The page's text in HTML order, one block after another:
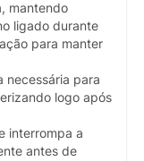
mantendo
ligado durante
para manter
necessária para
logo após
interrompa a
antes de